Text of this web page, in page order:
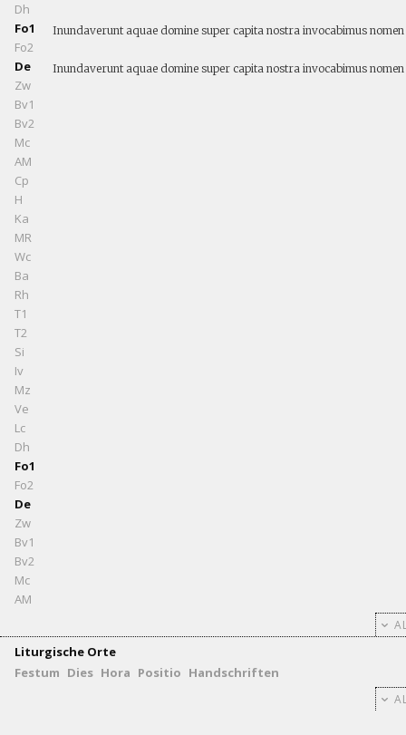
Dh
Fo1
Inundaverunt aquae domine super capita nostra invocabimus
Fo2
De
Inundaverunt aquae domine super capita nostra invocabimus
Zw
Bv1
Bv2
Mc
AM
Cp
H
Ka
MR
Wc
Ba
Rh
T1
T2
Si
Iv
Mz
Ve
Lc
Dh
Fo1
Fo2
De
Zw
Bv1
Bv2
Mc
AM
Liturgische Orte
Festum Dies Hora Positio Handschriften